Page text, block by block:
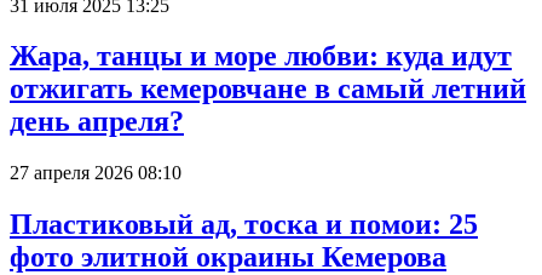
31 июля 2025 13:25
Жара, танцы и море любви: куда идут
отжигать кемеровчане в самый летний
день апреля?
27 апреля 2026 08:10
Пластиковый ад, тоска и помои: 25
фото элитной окраины Кемерова